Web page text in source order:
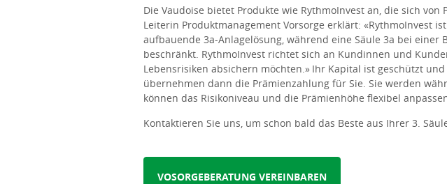
Die Vaudoise bietet Produkte wie RythmoInvest an, die sich
Leiterin Produktmanagement Vorsorge erklärt: «RythmoInvest
aufbauende 3a-Anlagelösung, während eine Säule 3a bei
beschränkt. RythmoInvest richtet sich an Kundinnen und
Lebensrisiken absichern möchten.» Ihr Kapital ist geschützt
übernehmen dann die Prämienzahlung für Sie. Sie werden
können das Risikoniveau und die Prämienhöhe flexibel
Kontaktieren Sie uns, um schon bald das Beste aus Ihrer 3.
VOSORGEBERATUNG VEREINBAREN